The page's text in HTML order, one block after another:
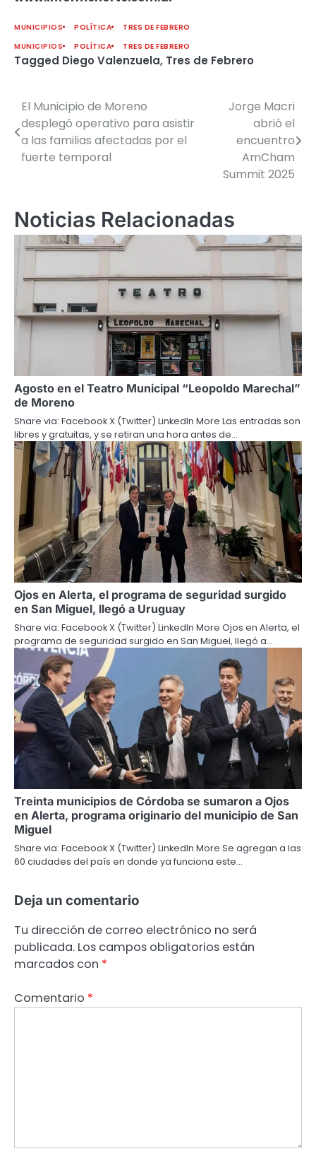
MUNICIPIOS POLÍTICA
TRES DE FEBRERO
MUNICIPIOS
POLÍTICA TRES DE FEBRERO
Tagged Diego Valenzuela, Tres de Febrero
Navegación
de
entradas
El Municipio de Moreno
desplegó operativo para asistir
a las familias afectadas por el
fuerte temporal
Jorge Macri
abrió el
encuentro
AmCham
Summit 2025
Noticias Relacionadas
Agosto en el Teatro Municipal “Leopoldo Marechal”
de Moreno
Share via: Facebook X (Twitter) LinkedIn More Las entradas son
libres y gratuitas, y se retiran una hora antes de…
Ojos en Alerta, el programa de seguridad surgido
en San Miguel, llegó a Uruguay
Share via: Facebook X (Twitter) LinkedIn More Ojos en Alerta, el
programa de seguridad surgido en San Miguel, llegó a…
Treinta municipios de Córdoba se sumaron a Ojos
en Alerta, programa originario del municipio de San
Miguel
Share via: Facebook X (Twitter) LinkedIn More Se agregan a las
60 ciudades del país en donde ya funciona este…
Deja un comentario
Tu dirección de correo electrónico no será
publicada. Los campos obligatorios están
marcados con *
Comentario *